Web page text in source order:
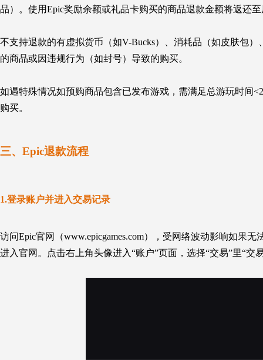
品）。使用Epic奖励余额或礼品卡购买的商品退款金额将返还
不支持退款的有虚拟货币（如V-Bucks）、消耗品（如皮肤包）
的商品或因违规行为（如封号）导致的购买。
如遇特殊情况如预购商品包含已发布游戏，需满足总游玩时间
购买。
三、 Epic退款流程
1.登录账户并进入交易记录
访问Epic官网（www.epicgames.com）， 受网络波动影响如果无
进入官网。
点击右上角头像进入“账户”页面 ， 选择“交易”里“交